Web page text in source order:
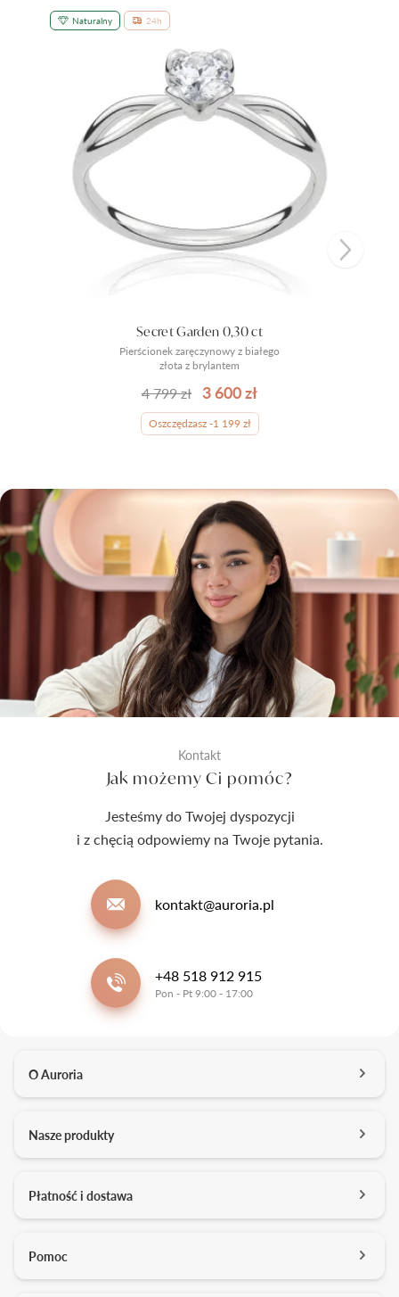
Naturalny 24h
Pierścionek zaręczynowy z białego
złota z brylantem
Secret Garden 0,30 ct
4 799 zł 3 600 zł
Oszczędzasz -1 199 zł
Kontakt
Jak możemy Ci pomóc?
Jesteśmy do Twojej dyspozycji
i z chęcią odpowiemy na Twoje pytania.
kontakt@auroria.pl
+48 518 912 915
Pon - Pt 9:00 - 17:00
O Auroria
Kontakt
Kariera
Studio projektowe
Nasze produkty
Obrączki ślubne
Usługi dodatkowe
Płatność i dostawa
Formy płatności
Pomoc